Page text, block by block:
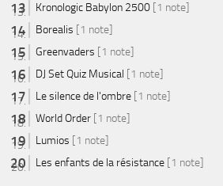
Kronologic Babylon 2500 [1 note]
Borealis [1 note]
Greenvaders [1 note]
DJ Set Quiz Musical [1 note]
Le silence de l'ombre [1 note]
World Order [1 note]
Lumios [1 note]
Les enfants de la résistance [1 note]